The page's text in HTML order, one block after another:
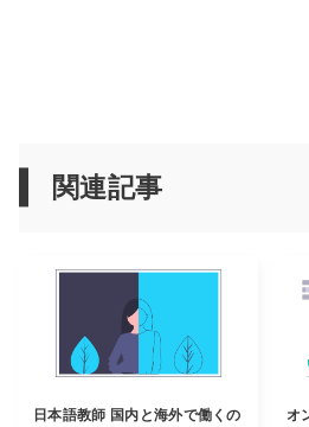
関連記事
日本語教師 国内と海外で働くの
オ